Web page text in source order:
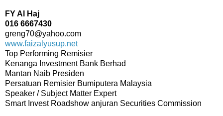
FY Al Haj
016 6667430
greng70@yahoo.com
www.faizalyusup.net
Top Performing Remisier
Kenanga Investment Bank Berhad
Mantan Naib Presiden
Persatuan Remisier Bumiputera Malaysia
Speaker / Subject Matter Expert
Smart Invest Roadshow anjuran Securities Commission